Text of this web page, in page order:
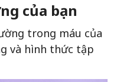
của bạn
trong máu của
và hình thức tập